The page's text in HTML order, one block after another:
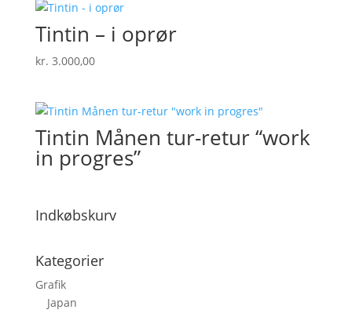
Tintin – i oprør
kr. 3.000,00
Tintin Månen tur-retur “work
in progres”
Indkøbskurv
Kategorier
Grafik
Japan